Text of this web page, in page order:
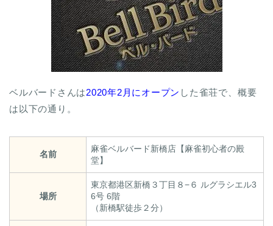
ベルバードさんは2020年2月にオープン した雀荘で、概要
は以下の通り。
名前
麻雀ベルバード新橋店【麻雀初心者の殿
堂】
場所
東京都港区新橋３丁目８−６ ルグラシエル3
6号 6階
（新橋駅徒歩２分）